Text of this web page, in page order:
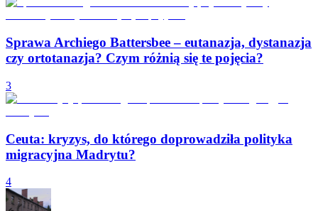
Sprawa Archiego Battersbee – eutanazja, dystanazja
czy ortotanazja? Czym różnią się te pojęcia?
3
Ceuta: kryzys, do którego doprowadziła polityka
migracyjna Madrytu?
4